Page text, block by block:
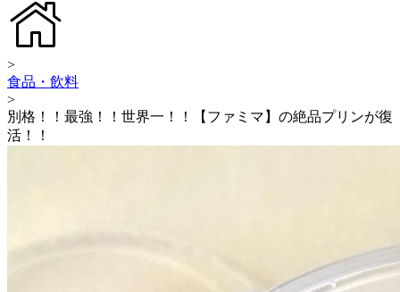
>
食品・飲料
>
別格！！最強！！世界一！！【ファミマ】の絶品プリンが復
活！！